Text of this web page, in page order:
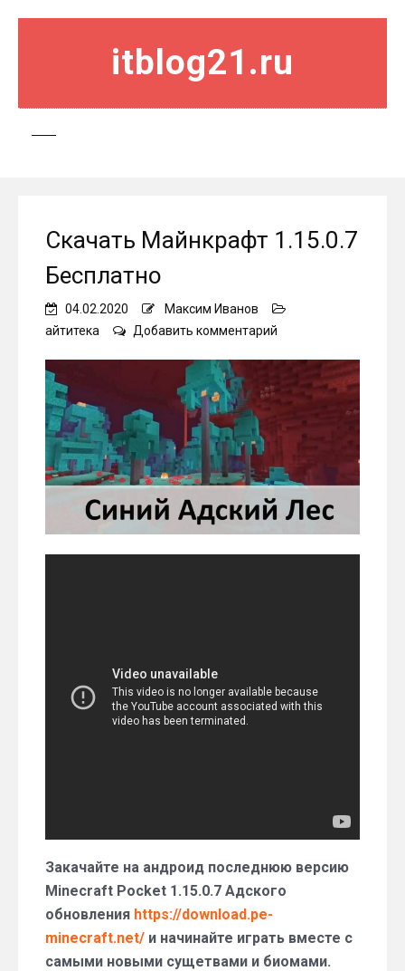
itblog21.ru
Скачать Майнкрафт 1.15.0.7
Бесплатно
04.02.2020
Максим Иванов
айтитека
Добавить комментарий
Майнкрафт
1.15.0.7
Бесплатно
Закачайте на андроид последнюю версию
Minecraft Pocket 1.15.0.7 Адского
обновления https://download.pe-
minecraft.net/ и начинайте играть вместе с
самыми новыми сущетвами и биомами.